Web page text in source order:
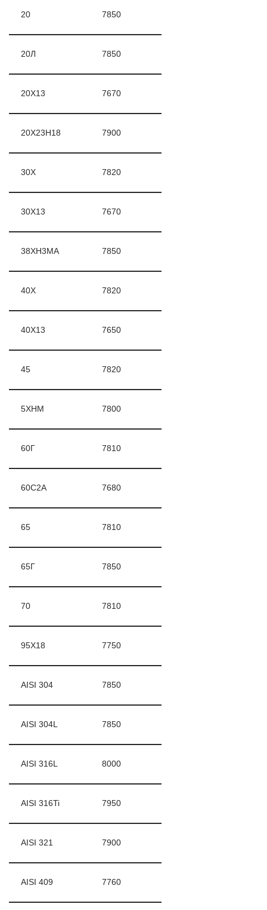
20 7850
20Л 7850
20Х13 7670
20Х23Н18 7900
30Х 7820
30Х13 7670
38ХН3МА 7850
40Х 7820
40Х13 7650
45 7820
5ХНМ 7800
60Г 7810
60С2А 7680
65 7810
65Г 7850
70 7810
95Х18 7750
AISI 304 7850
AISI 304L 7850
AISI 316L 8000
AISI 316Ti 7950
AISI 321 7900
AISI 409 7760